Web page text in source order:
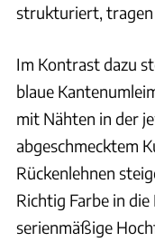
strukturiert, tragen
Im Kontrast dazu
blaue
mit Nähten in der
abgeschmecktem
Rückenlehnen
Richtig Farbe in
serienmäßige